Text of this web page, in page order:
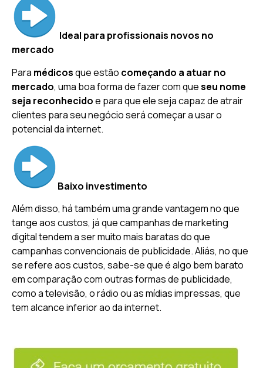
Ideal para profissionais novos no
mercado
Para médicosque estão começando a atuar no
mercado, uma boa forma de fazer com queseu nome
seja reconhecidoe para que ele seja capaz de atrair
clientes para seu negócio será começar a usar o
potencial da internet.
Baixo investimento
Além disso, há também uma grande vantagem no que
tange aos custos, já que campanhas de marketing
digital tendem a ser muito mais baratas do que
campanhas convencionais de publicidade. Aliás, no que
se refere aos custos, sabe-se que é algo bem barato
em comparação com outras formas de publicidade,
como a televisão, o rádio ou as mídias impressas, que
tem alcance inferior ao da internet.